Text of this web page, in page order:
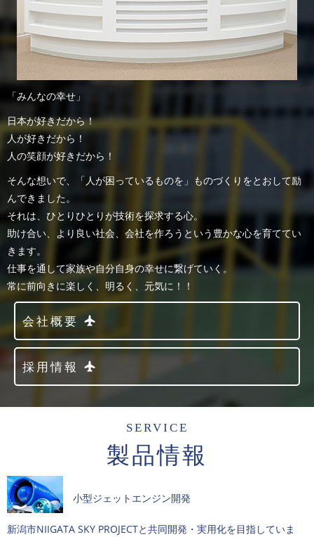
「みんなの幸せ」
日本が好きだから！
人が好きだから！
人の笑顔が好きだから！
そんな想いで、「人が困っているものを」ものづくりをとおして励
んできました。
それは、ひとりひとりが技術を探求する心。
助け合い、より良い社会、会社を作ろうという豊かな心を育ててい
きます。
仕事を通して家族や自分自身の幸せに繋げていく。
常に前向きに楽しく、明るく、元気に！！
会社概要
採用情報
SERVICE
製品情報
小型ジェットエンジン開発
新潟市NIIGATA SKY PROJECTと共同開発・実用化を目指していま